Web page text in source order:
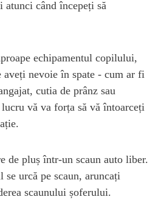
când începeți să
echipamentul copilului,
aveți nevoie în spate - cum ar fi
cutia de prânz sau
vă va forța să vă întoarceți
de pluș într-un scaun auto liber.
urcă pe scaun, aruncați
scaunului șoferului.